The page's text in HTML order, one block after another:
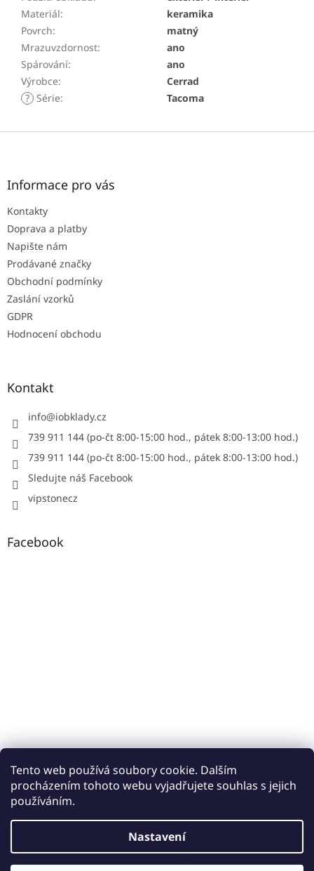
Tento web používá soubory cookie. Dalším
procházením tohoto webu vyjadřujete souhlas s jejich
používáním.
Nastavení
Materiál:
keramika
Povrch:
matný
Mrazuvzdornost:
ano
Spárování:
ano
Výrobce:
Cerrad
? Série: Tacoma
Z
Informace pro vás
Kontakty
Doprava a platby
Napište nám
Prodávané značky
Obchodní podmínky
Zaslání vzorků
GDPR
Hodnocení obchodu
Kontakt
info@iobklady.cz
739 911 144 (po-čt 8:00-15:00 hod., pátek 8:00-13:00 hod.)
739 911 144 (po-čt 8:00-15:00 hod., pátek 8:00-13:00 hod.)
Sledujte náš Facebook
vipstonecz
Facebook